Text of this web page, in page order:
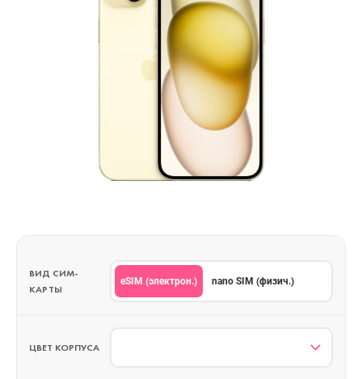
ВИД СИМ-
КАРТЫ
eSIM (электрон.) nano SIM (физич.)
ЦВЕТ КОРПУСА